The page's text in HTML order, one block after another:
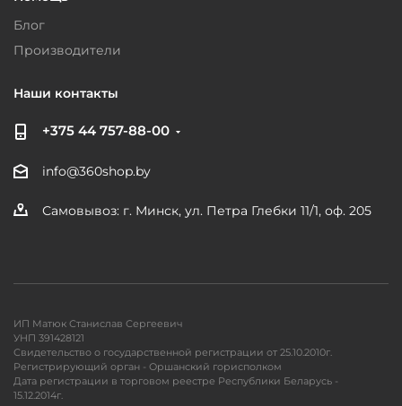
Блог
Производители
Наши контакты
+375 44 757-88-00
info@360shop.by
Самовывоз: г. Минск, ул. Петра Глебки 11/1, оф. 205
ИП Матюк Станислав Сергеевич
УНП 391428121
Свидетельство о государственной регистрации от 25.10.2010г.
Регистрирующий орган - Оршанский горисполком
Дата регистрации в торговом реестре Республики Беларусь -
15.12.2014г.